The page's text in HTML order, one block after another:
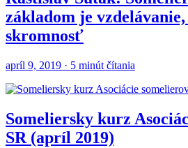
základom je
skromnosť
apríl 9, 2019 · 5 minút čítania
Someliersky kurz
SR (apríl 2019)